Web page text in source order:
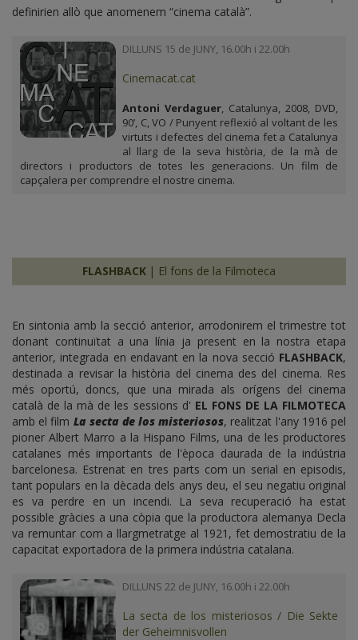
definirien allò que anomenem “cinema català”.
DILLUNS 15 de JUNY, 16.00h i 22.00h
Cinemacat.cat
Antoni Verdaguer , Catalunya, 2008, DVD,
90’, C, VO / Punyent reflexió al voltant de les
virtuts i defectes del cinema fet a Catalunya
al llarg de la seva història, de la mà de
directors i productors de totes les generacions. Un film de
capçalera per comprendre el nostre cinema.
FLASHBACK | El fons de la Filmoteca
En sintonia amb la secció anterior, arrodonirem el trimestre tot
donant continuïtat a una línia ja present en la nostra etapa
anterior, integrada en endavant en la nova secció FLASHBACK,
destinada a revisar la història del cinema des del cinema. Res
més oportú, doncs, que una mirada als orígens del cinema
català de la mà de les sessions d' EL FONS DE LA FILMOTECA
amb el film La secta de los misteriosos, realitzat l'any 1916 pel
pioner Albert Marro a la Hispano Films, una de les productores
catalanes més importants de l'època daurada de la indústria
barcelonesa. Estrenat en tres parts com un serial en episodis,
tant populars en la dècada dels anys deu, el seu negatiu original
es va perdre en un incendi. La seva recuperació ha estat
possible gràcies a una còpia que la productora alemanya Decla
va remuntar com a llargmetratge al 1921, fet demostratiu de la
capacitat exportadora de la primera indústria catalana.
DILLUNS 22 de JUNY, 16.00h i 22.00h
La secta de los misteriosos / Die Sekte
der Geheimnisvollen